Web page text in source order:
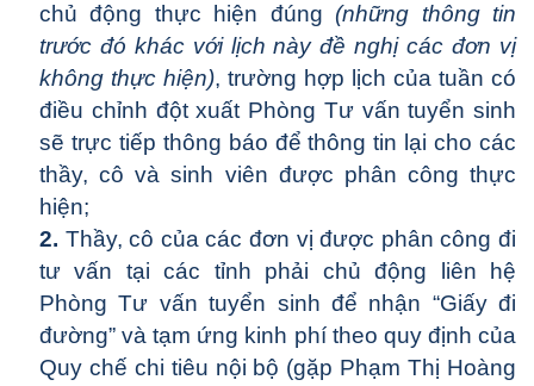
chủ động thực hiện đúng (những thông tin
trước đó khác với lịch này đề nghị các đơn vị
không thực hiện), trường hợp lịch của tuần có
điều chỉnh đột xuất Phòng Tư vấn tuyển sinh
sẽ trực tiếp thông báo để thông tin lại cho các
thầy, cô và sinh viên được phân công thực
hiện;
2. Thầy, cô của các đơn vị được phân công đi
tư vấn tại các tỉnh phải chủ động liên hệ
Phòng Tư vấn tuyển sinh để nhận “Giấy đi
đường” và tạm ứng kinh phí theo quy định của
Quy chế chi tiêu nội bộ (gặp Phạm Thị Hoàng